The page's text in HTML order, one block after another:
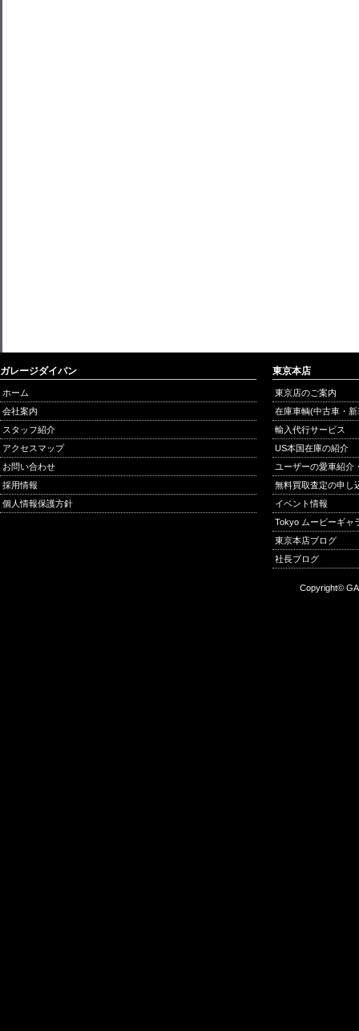
ガレージダイバン
ホーム
会社案内
スタッフ紹介
アクセスマップ
お問い合わせ
採用情報
個人情報保護方針
東京本店
東京店のご案内
在庫車輌(中古車・
輸入代行サービス
US本国在庫の紹介
ユーザーの愛車紹介
無料買取査定の申し
イベント情報
Tokyo ムービーギャ
東京本店ブログ
社長ブログ
Copyright©